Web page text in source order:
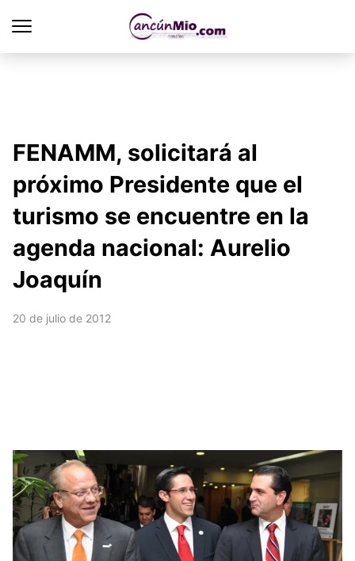
FENAMM, solicitará al
próximo Presidente que el
turismo se encuentre en la
agenda nacional: Aurelio
Joaquín
20 de julio de 2012